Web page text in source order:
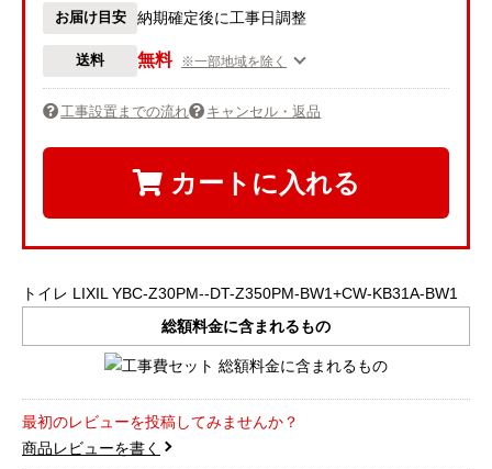
お届け目安 納期確定後に工事日調整
送料 無料 ※一部地域を除く
工事設置までの流れ キャンセル・返品
カートに入れる
トイレ LIXIL YBC-Z30PM--DT-Z350PM-BW1+CW-KB31A-BW1
総額料金に含まれるもの
最初のレビューを投稿してみませんか？
商品レビューを書く